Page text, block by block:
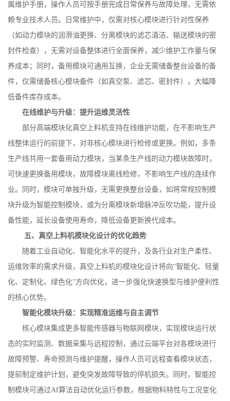
属维护手册，操作人员可按手册完成日常保养与故障处理，无需依
赖专业技术人员。日常维护中，仅需对核心模块进行针对性保养
（如动力模块的润滑油更换、分离模块的滤芯清洁、输送模块的密
封件检查），无需对设备整体进行全面保养，减少维护工作量与保
养成本；同时，备用模块可通用互换，企业无需储备整台设备的备
件，仅需储备核心模块备件（如真空泵、滤芯、密封件），大幅降
低备件库存成本。
在线维护与升级：提升运维灵活性
部分高端模块化真空上料机支持在线维护功能，在不影响生产
线整体运行的前提下，对非核心模块进行检修或更换。例如，多条
生产线共用一套备用动力模块，当某条生产线的动力模块故障时，
可快速更换备用模块，故障模块离线检修，不影响生产线的连续作
业。同时，模块可单独升级，无需更换整台设备，如将常规控制模
块升级为智能控制模块，或为分离模块新增脉冲反吹功能，提升设
备性能，延长设备使用寿命，降低设备更新换代成本。
五、真空上料机模块化设计的优化趋势
随着工业自动化、智能化水平的提升，及各行业对生产柔性、
运维效率的需求升级，真空上料机的模块化设计将向“智能化、轻量
化、定制化、绿色化”方向优化，进一步强化快速换型与维护便利性
的核心优势。
智能化模块升级：实现精准运维与自主调节
核心模块集成更多智能传感器与物联网模块，实现模块运行状
态的实时监测、数据采集与远程控制，通过云端平台对各模块进行
故障预警、寿命预测与维护提醒，操作人员可远程查看模块状态，
提前制定维护计划，避免突发故障导致的停机损失。同时，智能控
制模块可通过AI算法自动优化运行参数，根据物料特性与工况变化